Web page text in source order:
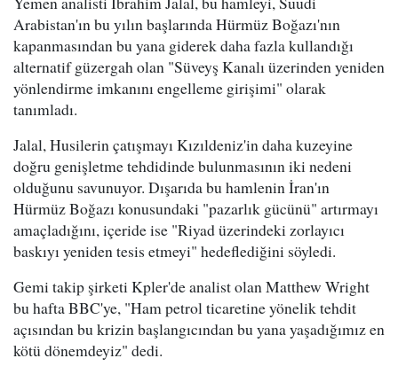
Arabistan'ın bu yılın başlarında Hürmüz Boğazı'nın
kapanmasından bu yana giderek daha fazla kullandığı
alternatif güzergah olan "Süveyş Kanalı üzerinden yeniden
yönlendirme imkanını engelleme girişimi" olarak
tanımladı.
Jalal, Husilerin çatışmayı Kızıldeniz'in daha kuzeyine
doğru genişletme tehdidinde bulunmasının iki nedeni
olduğunu savunuyor. Dışarıda bu hamlenin İran'ın
Hürmüz Boğazı konusundaki "pazarlık gücünü" artırmayı
amaçladığını, içeride ise "Riyad üzerindeki zorlayıcı
baskıyı yeniden tesis etmeyi" hedeflediğini söyledi.
Gemi takip şirketi Kpler'de analist olan Matthew Wright
bu hafta BBC'ye, "Ham petrol ticaretine yönelik tehdit
açısından bu krizin başlangıcından bu yana yaşadığımız en
kötü dönemdeyiz" dedi.